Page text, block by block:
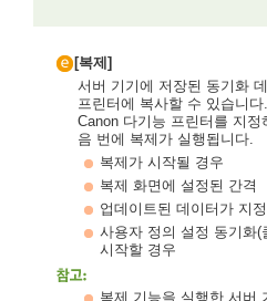
[복제]
서버 기기에 저장된 동기화
프린터에 복사할 수 있습니
Canon 다기능 프린터를 지
음 번에 복제가 실행됩니다.
복제가 시작될 경우
복제 화면에 설정된 간격
업데이트된 데이터가 지
사용자 정의 설정 동기화(
시작할 경우
복제 기능을 실행한 서버